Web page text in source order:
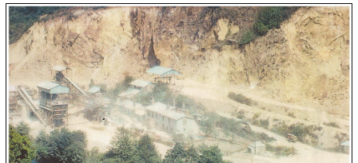
Guide pratique de
l'association
Lire et Faire Lire
Lire et Faire Lire 44
Service-Public.fr
Suivez-nous